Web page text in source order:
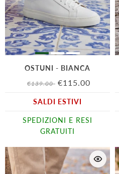
OSTUNI - BIANCA
€139.00 €115.00
SALDI ESTIVI
SPEDIZIONI E RESI
GRATUITI